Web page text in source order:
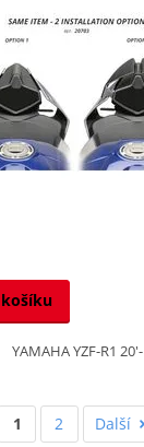
košíku
YAMAHA YZF-R1 20'-
1 2 Další